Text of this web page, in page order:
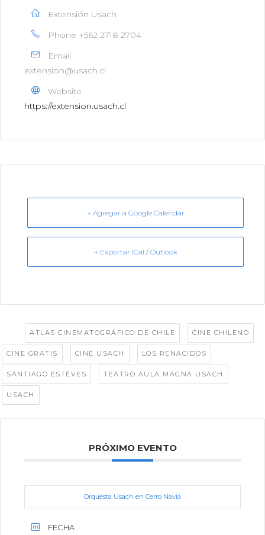
Extensión Usach
Phone +562 2718 2704
Email
extension@usach.cl
Website
https://extension.usach.cl
+ Agregar a Google Calendar
+ Exportar iCal / Outlook
ATLAS CINEMATOGRÁFICO DE CHILE CINE CHILENO
CINE GRATIS CINE USACH LOS RENACIDOS
SANTIAGO ESTÉVES TEATRO AULA MAGNA USACH
USACH
PRÓXIMO EVENTO
Orquesta Usach en Cerro Navia
FECHA